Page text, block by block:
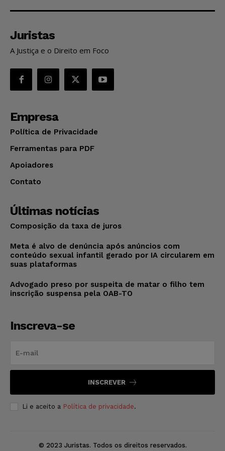
Juristas
A Justiça e o Direito em Foco
Empresa
Política de Privacidade
Ferramentas para PDF
Apoiadores
Contato
Últimas notícias
Composição da taxa de juros
Meta é alvo de denúncia após anúncios com
conteúdo sexual infantil gerado por IA circularem em
suas plataformas
Advogado preso por suspeita de matar o filho tem
inscrição suspensa pela OAB-TO
Inscreva-se
INSCREVER
Li e aceito a Política de privacidade.
© 2023 Juristas. Todos os direitos reservados.